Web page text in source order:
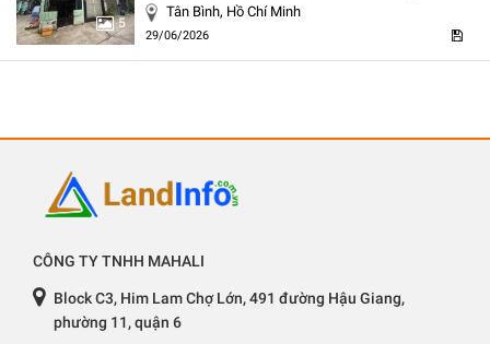
5
Tân Bình, Hồ Chí Minh
29/06/2026
CÔNG TY TNHH MAHALI
Block C3, Him Lam Chợ Lớn, 491 đường Hậu Giang,
phường 11, quận 6